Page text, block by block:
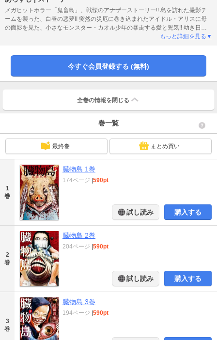
メガヒットホラー「鬼畜島」、戦慄のアナザーストーリー!! 島を訪れた撮影チ
ームを襲った、白昼の悪夢!! 突然の災厄に巻き込まれたアイドル・アリスに母
の面影を見た、小さなモンスター・カオル少年の暴走する愛と兇気!! 幼き日の
無邪気に怖い怪物姉弟相手に、逃げ場のない恐怖に呑み込まれ、天使は暗黒に
もっと詳細を見る▼
今すぐ会員登録する (無料)
全巻の情報を 閉じる
巻一覧
最終巻 まとめ買い
1
巻
臓物島 1巻
174ページ 590pt
試し読み 購入する
2
巻
臓物島 2巻
204ページ 590pt
試し読み 購入する
3
巻
臓物島 3巻
194ページ 590pt